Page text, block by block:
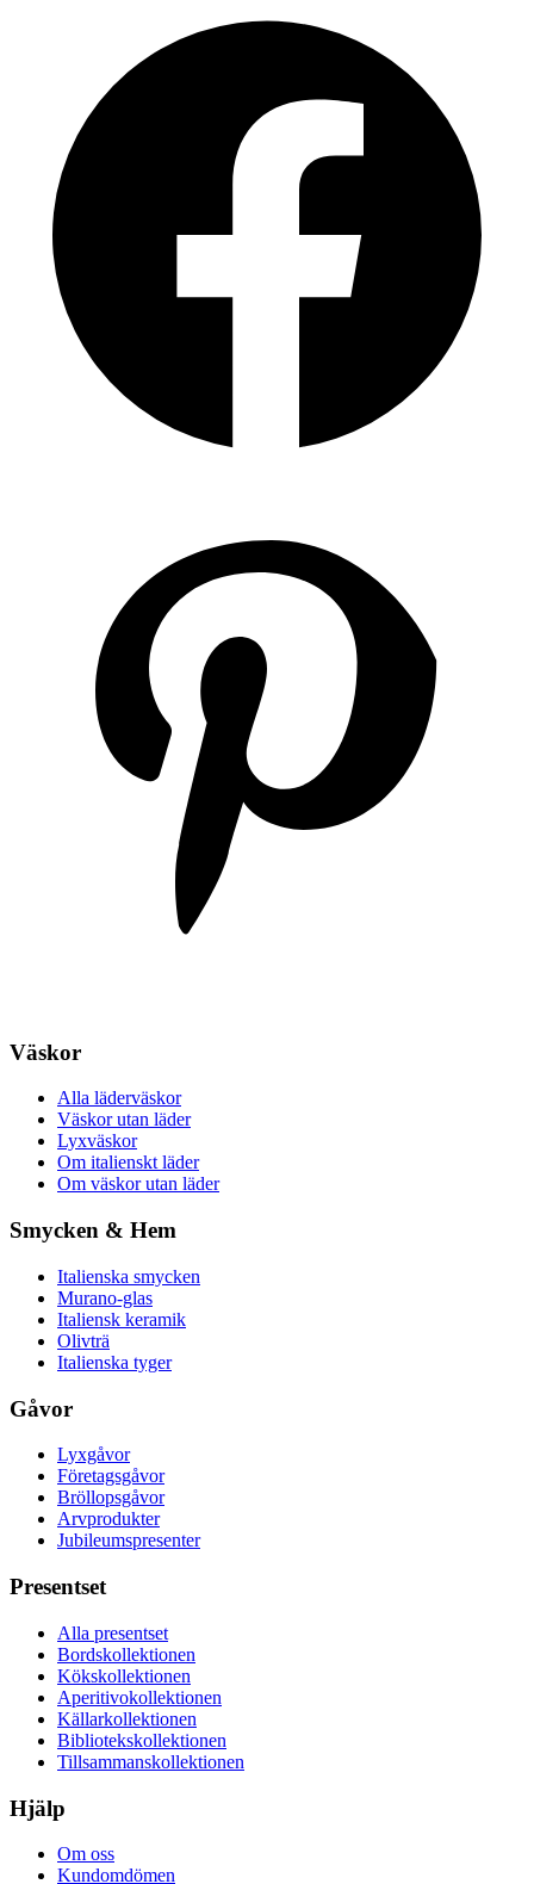
Väskor
Alla läderväskor
Väskor utan läder
Lyxväskor
Om italienskt läder
Om väskor utan läder
Smycken & Hem
Italienska smycken
Murano-glas
Italiensk keramik
Olivträ
Italienska tyger
Gåvor
Lyxgåvor
Företagsgåvor
Bröllopsgåvor
Arvprodukter
Jubileumspresenter
Presentset
Alla presentset
Bordskollektionen
Kökskollektionen
Aperitivokollektionen
Källarkollektionen
Bibliotekskollektionen
Tillsammanskollektionen
Hjälp
Om oss
Kundomdömen